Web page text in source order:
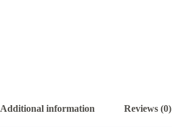
Additional information Reviews (0)